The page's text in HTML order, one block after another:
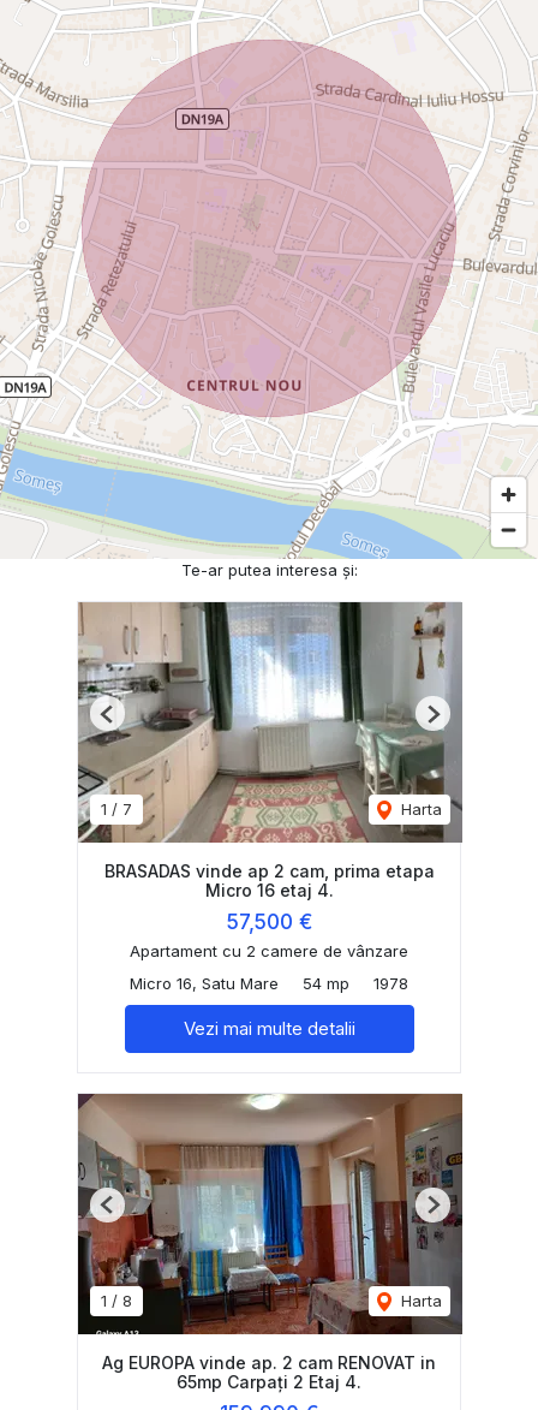
Te-ar putea interesa și:
1 / 7 Harta
Previous Next
BRASADAS vinde ap 2 cam, prima etapa
Micro 16 etaj 4.
57,500 €
Apartament cu 2 camere de vânzare
Micro 16, Satu Mare
54 mp 1978
Vezi mai multe detalii
1 / 8 Harta
Previous Next
Ag EUROPA vinde ap. 2 cam RENOVAT in
65mp Carpați 2 Etaj 4.